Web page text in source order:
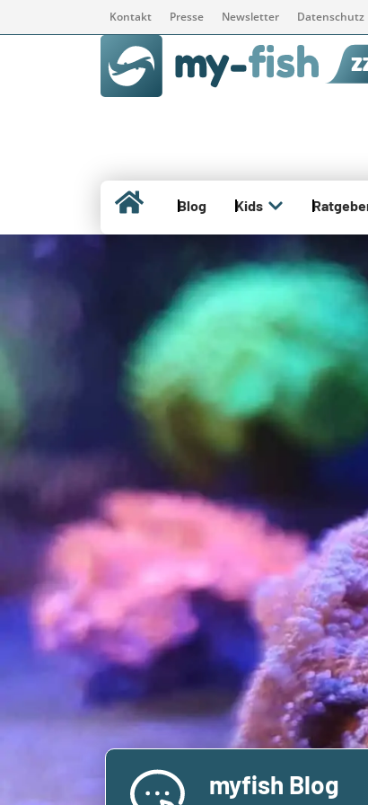
Kontakt Presse Newsletter Datenschutz
Blog Kids
myfish Blog